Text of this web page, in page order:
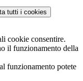
tutti i cookies
cookie consentire.
il funzionamento della
funzionamento potete